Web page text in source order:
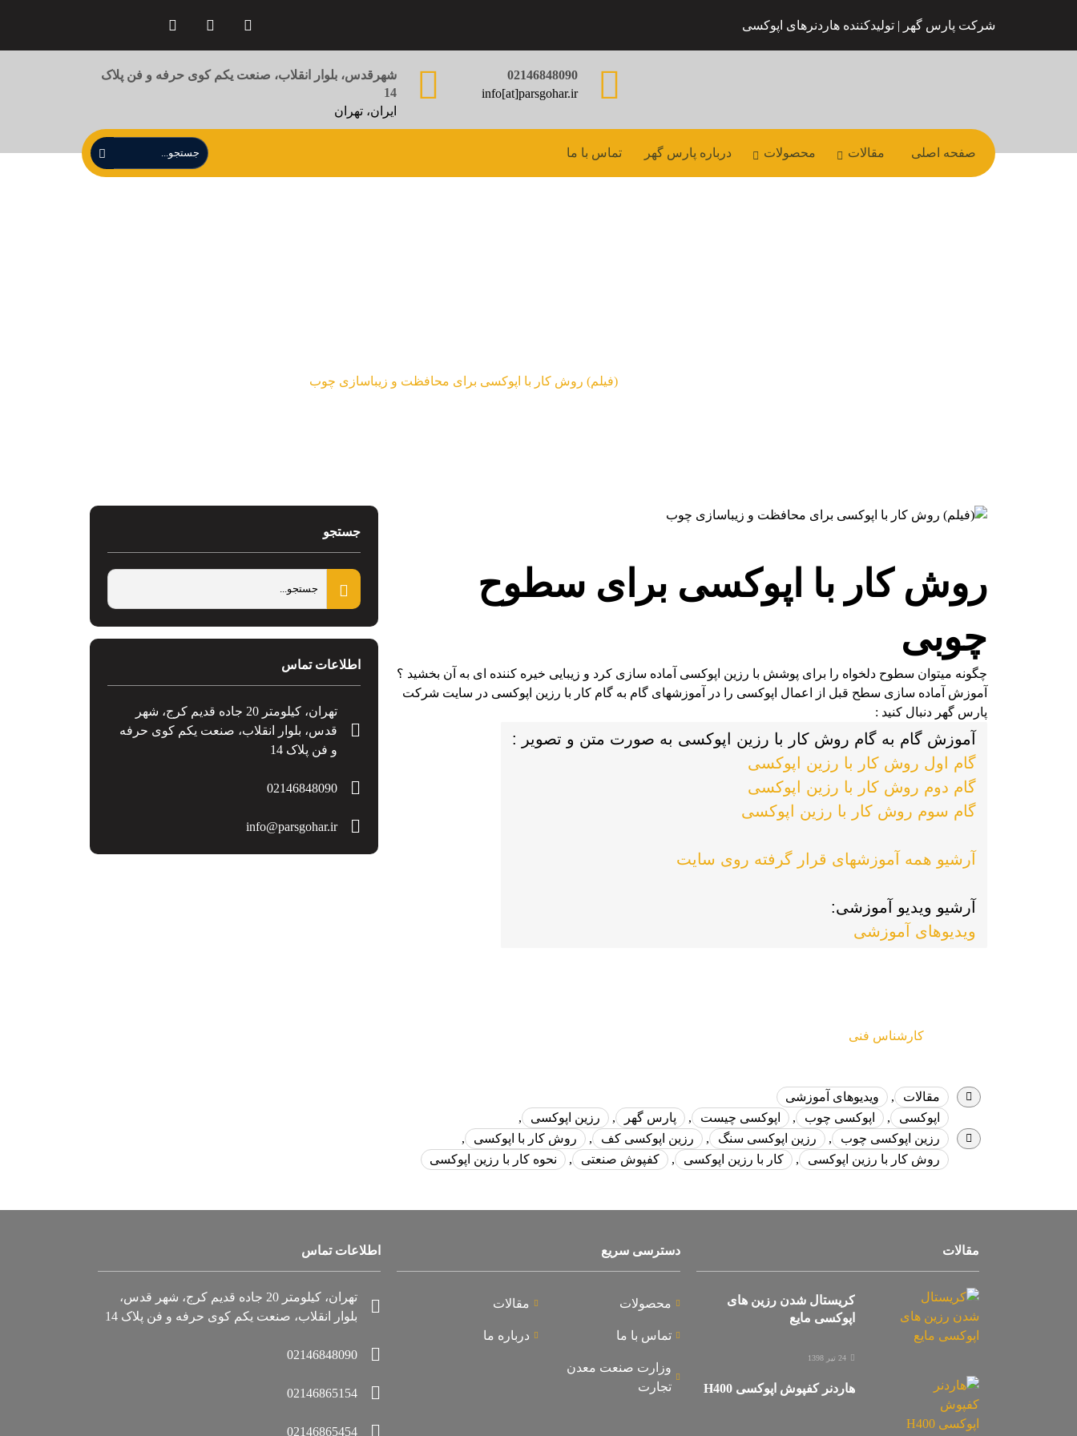
شرکت پارس گهر | تولیدکننده هاردنرهای اپوکسی
02146848090
info[at]parsgohar.ir
شهرقدس، بلوار انقلاب، صنعت یکم کوی حرفه و فن پلاک
14
ایران، تهران
صفحه اصلی مقالات محصولات درباره پارس گهر تماس با ما
(فیلم) روش کار با اپوکسی برای محافظت و زیباسازی چوب
روش کار با اپوکسی برای سطوح
چوبی
چگونه میتوان سطوح دلخواه را برای پوشش با رزین اپوکسی آماده سازی کرد و زیبایی خیره کننده ای به آن بخشید ؟
آموزش آماده سازی سطح قبل از اعمال اپوکسی را در آموزشهای گام به گام کار با رزین اپوکسی در سایت شرکت
پارس گهر دنبال کنید :
آموزش گام به گام روش کار با رزین اپوکسی به صورت متن و تصویر :
گام اول روش کار با رزین اپوکسی
گام دوم روش کار با رزین اپوکسی
آرشیو همه آموزشهای قرار گرفته روی سایت
آرشیو ویدیو آموزشی:
ویدیوهای آموزشی
کارشناس فنی
مقالات ,
ویدیوهای آموزشی
اپوکسی
, اپوکسی چوب , اپوکسی چیست , پارس گهر , رزین اپوکسی
,
رزین اپوکسی چوب
, رزین اپوکسی سنگ , رزین اپوکسی کف , روش کار با اپوکسی
,
روش کار با رزین اپوکسی
, کار با رزین اپوکسی , کفپوش صنعتی , نحوه کار با رزین اپوکسی
جستجو
اطلاعات تماس
تهران، کیلومتر 20 جاده قدیم کرج، شهر
قدس، بلوار انقلاب، صنعت یکم کوی حرفه
و فن پلاک 14
02146848090
info@parsgohar.ir
مقالات
کریستال شدن رزین های
اپوکسی مایع
24 تیر 1398
هاردنر کفپوش اپوکسی H400
دسترسی سریع
محصولات مقالات
تماس با ما درباره ما
وزارت صنعت معدن
تجارت
اطلاعات تماس
تهران، کیلومتر 20 جاده قدیم کرج، شهر قدس،
بلوار انقلاب، صنعت یکم کوی حرفه و فن پلاک 14
02146848090
02146865154
02146865454